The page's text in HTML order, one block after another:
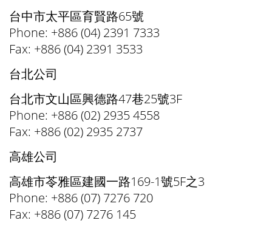
台中市太平區育賢路65號
Phone: +886 (04) 2391 7333
Fax: +886 (04) 2391 3533
台北公司
台北市文山區興德路47巷25號3F
Phone: +886 (02) 2935 4558
Fax: +886 (02) 2935 2737
高雄公司
高雄市苓雅區建國一路169-1號5F之3
Phone: +886 (07) 7276 720
Fax: +886 (07) 7276 145